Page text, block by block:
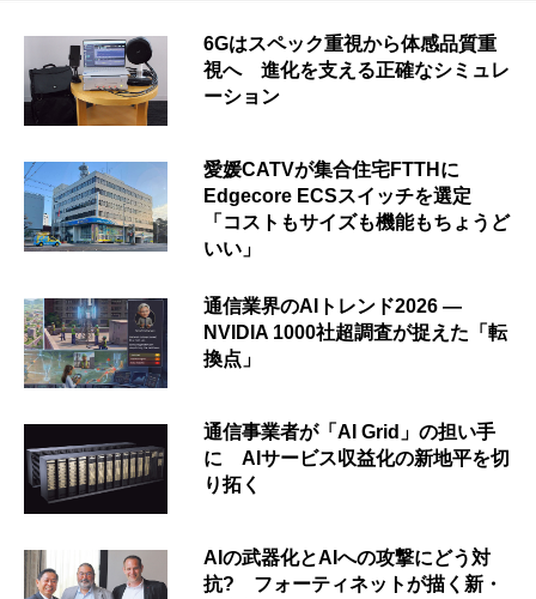
6Gはスペック重視から体感品質重
視へ 進化を支える正確なシミュレ
ーション
愛媛CATVが集合住宅FTTHに
Edgecore ECSスイッチを選定
「コストもサイズも機能もちょうど
いい」
通信業界のAIトレンド2026 ―
NVIDIA 1000社超調査が捉えた「転
換点」
通信事業者が「AI Grid」の担い手
に AIサービス収益化の新地平を切
り拓く
AIの武器化とAIへの攻撃にどう対
抗? フォーティネットが描く新・